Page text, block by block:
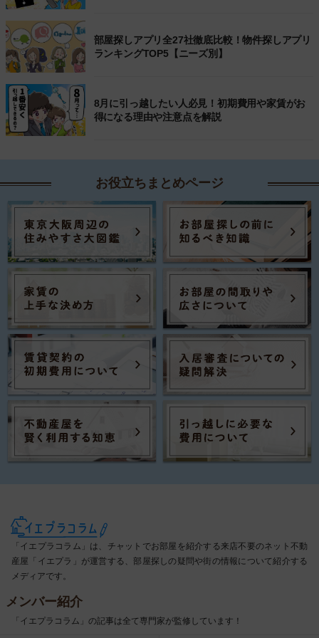
部屋探しアプリ全27社徹底比較！物件探しアプリ
ランキングTOP5【ニーズ別】
8月に引っ越したい人必見！初期費用や家賃がお
得になる理由や注意点を解説
お役立ちまとめページ
「イエプラコラム」は、チャットでお部屋を紹介する来店不要のネット不動
産屋「イエプラ」が運営する、部屋探しの疑問や街の情報について紹介する
メディアです。
メンバー紹介
「イエプラコラム」の記事は全て専門家が監修しています！